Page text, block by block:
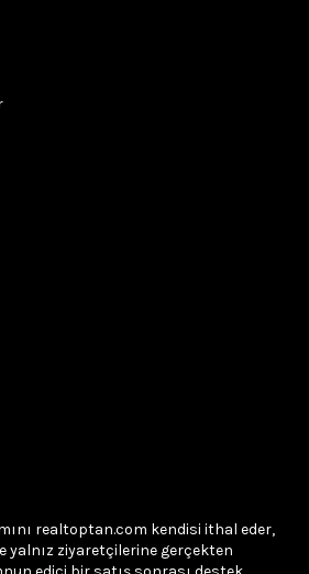
realtoptan.com kendisi ithal eder,
yalnız ziyaretçilerine gerçekten